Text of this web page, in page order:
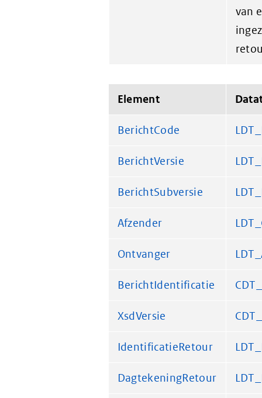
van
Element
BerichtCode
BerichtVersie
BerichtSubversie
Afzender
Ontvanger
BerichtIdentificatie
XsdVersie
IdentificatieRetour
DagtekeningRetour